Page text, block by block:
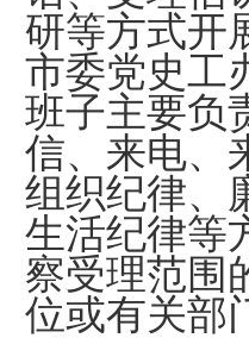
研等方式开
市委党史工
班子主要负
信、来电、
组织纪律、
生活纪律等
察受理范围
位或有关部